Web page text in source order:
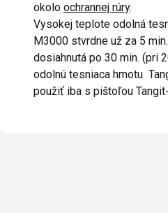
okolo ochrannej rúry.
Vysokej teplote odolná
M3000 stvrdne už za 5
dosiahnutá po 30 min. (pri
odolnú tesniaca hmotu
použiť iba s pištoľou